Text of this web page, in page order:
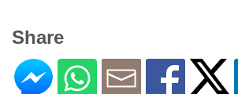
Share